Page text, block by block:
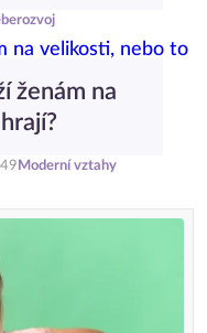
ženám na
Moderní vztahy